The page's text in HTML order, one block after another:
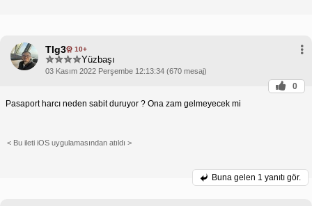
Tlg3 10+
Yüzbaşı
03 Kasım 2022 Perşembe 12:13:34 (670 mesaj)
0
Pasaport harcı neden sabit duruyor ? Ona zam gelmeyecek mi
< Bu ileti iOS uygulamasından atıldı >
Buna gelen 1 yanıtı gör.